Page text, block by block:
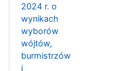
2024 r. o
wynikach
wyborów
wójtów,
burmistrzów
i